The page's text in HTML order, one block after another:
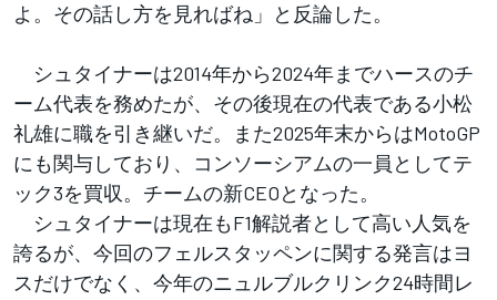
よ。その話し方を見ればね」と反論した。
シュタイナーは2014年から2024年までハースのチ
ーム代表を務めたが、その後現在の代表である小松
礼雄に職を引き継いだ。また2025年末からはMotoGP
にも関与しており、コンソーシアムの一員としてテ
ック3を買収。チームの新CEOとなった。
シュタイナーは現在もF1解説者として高い人気を
誇るが、今回のフェルスタッペンに関する発言はヨ
スだけでなく、今年のニュルブルクリンク24時間レ